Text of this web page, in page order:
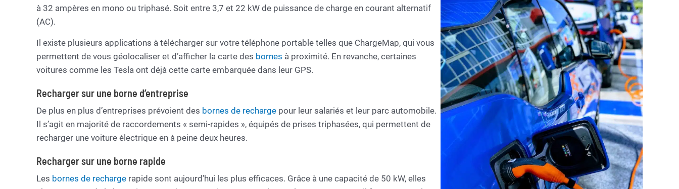
à 32 ampères en mono ou triphasé. Soit entre 3,7 et 22 kW de puissance de charge en courant alternatif
(AC).
Il existe plusieurs applications à télécharger sur votre téléphone portable telles que ChargeMap, qui vous
permettent de vous géolocaliser et d’afficher la carte des bornes à proximité. En revanche, certaines
voitures comme les Tesla ont déjà cette carte embarquée dans leur GPS.
Recharger sur une borne d’entreprise
De plus en plus d’entreprises prévoient des bornes de recharge pour leur salariés et leur parc automobile.
Il s’agit en majorité de raccordements « semi-rapides », équipés de prises triphasées, qui permettent de
recharger une voiture électrique en à peine deux heures.
Recharger sur une borne rapide
Les bornes de recharge rapide sont aujourd’hui les plus efficaces. Grâce à une capacité de 50 kW, elles